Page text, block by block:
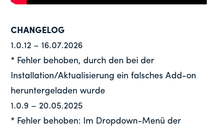
CHANGELOG
1.0.12 – 16.07.2026
* Fehler behoben, durch den bei der
Installation/Aktualisierung ein falsches Add-on
heruntergeladen wurde
1.0.9 – 20.05.2025
* Fehler behoben: Im Dropdown-Menü der